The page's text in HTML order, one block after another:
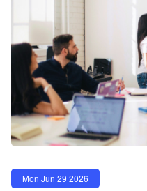
Mon Jun 29 2026